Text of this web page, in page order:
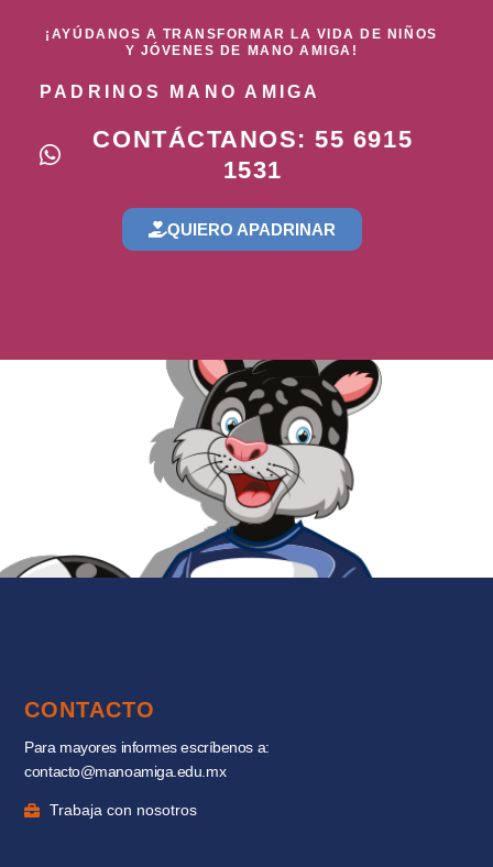
¡AYÚDANOS A TRANSFORMAR LA VIDA DE NIÑOS
Y JÓVENES DE MANO AMIGA!
PADRINOS MANO AMIGA
CONTÁCTANOS: 55 6915
1531
QUIERO APADRINAR
CONTACTO
Para mayores informes escríbenos a:
contacto@manoamiga.edu.mx
Trabaja con nosotros